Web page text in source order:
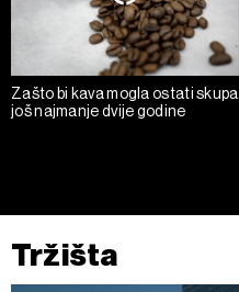
Zašto bi kava mogla ostati skupa
još najmanje dvije godine
Tržišta